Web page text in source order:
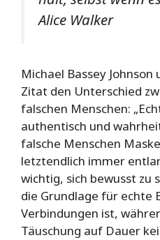
Alice Walker
Michael Bassey
Zitat den Unterschied
falschen Menschen:
authentisch und
falsche Menschen
letztendlich immer
wichtig, sich bewusst zu
die Grundlage für echte
Verbindungen ist,
Täuschung auf Dauer